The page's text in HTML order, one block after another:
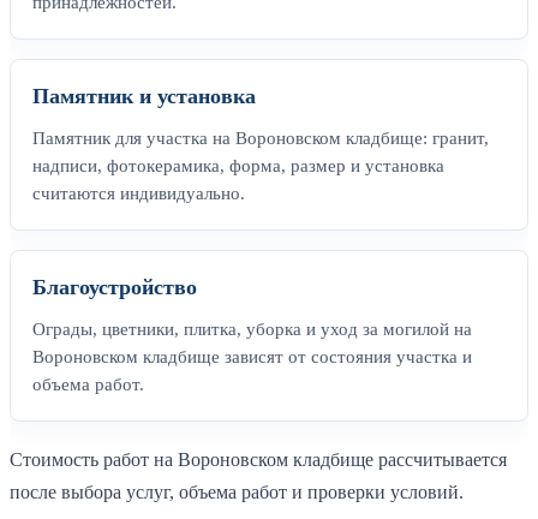
Памятник и установка
Памятник для участка на Вороновском кладбище: гранит,
надписи, фотокерамика, форма, размер и установка
считаются индивидуально.
Благоустройство
Ограды, цветники, плитка, уборка и уход за могилой на
Вороновском кладбище зависят от состояния участка и
объема работ.
Стоимость работ на Вороновском кладбище рассчитывается
после выбора услуг, объема работ и проверки условий.